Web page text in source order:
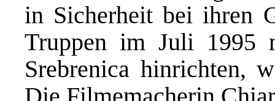
in Sicherheit bei ihren
Truppen im Juli 1995
Srebrenica hinrichten,